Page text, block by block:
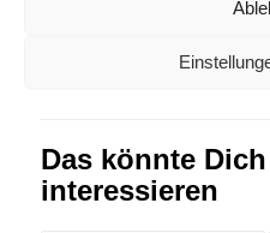
Das könnte
interessieren